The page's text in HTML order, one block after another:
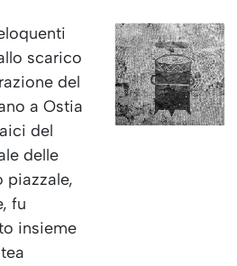
scarico
del
a Ostia
del
delle
piazzale,
fu
insieme